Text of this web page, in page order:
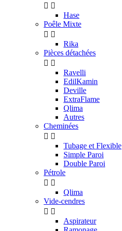
 
Hase
Poêle Mixte
 
Rika
Pièces détachées
 
Ravelli
EdilKamin
Deville
ExtraFlame
Qlima
Autres
Cheminées
 
Tubage et Flexible
Simple Paroi
Double Paroi
Pétrole
 
Qlima
Vide-cendres
 
Aspirateur